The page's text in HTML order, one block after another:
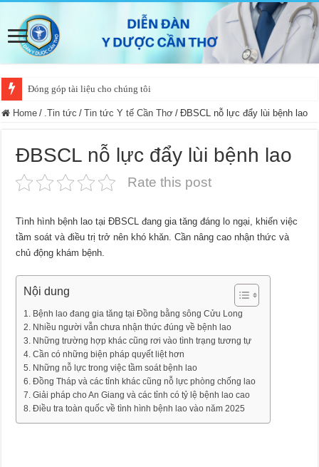
Đóng góp tài liệu cho chúng tôi
Home / .Tin tức / Tin tức Y tế Cần Thơ / ĐBSCL nỗ lực đẩy lùi bệnh lao
ĐBSCL nỗ lực đẩy lùi bệnh lao
Rate this post
Tình hình bệnh lao tại ĐBSCL đang gia tăng đáng lo ngại, khiến việc
tầm soát và điều trị trở nên khó khăn. Cần nâng cao nhận thức và
chủ động khám bệnh.
Nội dung
Bệnh lao đang gia tăng tại Đồng bằng sông Cửu Long
Nhiều người vẫn chưa nhận thức đúng về bệnh lao
Những trường hợp khác cũng rơi vào tình trạng tương tự
Cần có những biện pháp quyết liệt hơn
Những nỗ lực trong việc tầm soát bệnh lao
Đồng Tháp và các tỉnh khác cũng nỗ lực phòng chống lao
Giải pháp cho An Giang và các tỉnh có tỷ lệ bệnh lao cao
Điều tra toàn quốc về tình hình bệnh lao vào năm 2025